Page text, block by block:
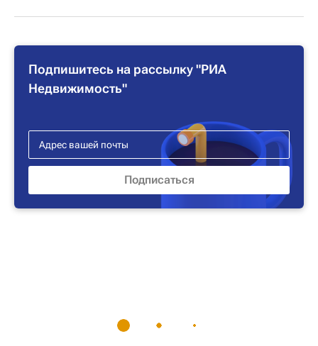
Подпишитесь на рассылку "РИА
Недвижимость"